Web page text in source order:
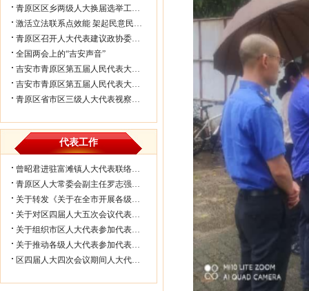
青原区区乡两级人大换届选举工作会议...
激活立法联系点效能 架起民意民生连...
青原区召开人大代表建议政协委员提案...
全国两会上的“吉安声音”
吉安市青原区第五届人民代表大会第七...
吉安市青原区第五届人民代表大会第七...
青原区省市区三级人大代表视察民生实...
代表工作
曾昭君进驻富滩镇人大代表联络工作站...
青原区人大常委会副主任罗志强带队赴...
关于转发《关于在全市开展各级人大代...
关于对区四届人大五次会议代表所提部...
关于组织市区人大代表参加代表联络工...
关于推动各级人大代表参加代表联络工...
区四届人大四次会议期间人大代表审议...